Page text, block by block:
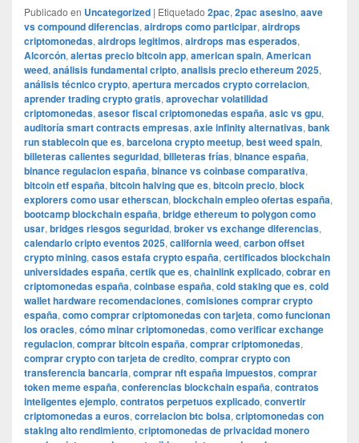
Publicado en Uncategorized | Etiquetado 2pac, 2pac asesino, aave
vs compound diferencias, airdrops como participar, airdrops
criptomonedas, airdrops legitimos, airdrops mas esperados,
Alcorcón, alertas precio bitcoin app, american spain, American
weed, análisis fundamental cripto, analisis precio ethereum 2025,
análisis técnico crypto, apertura mercados crypto correlacion,
aprender trading crypto gratis, aprovechar volatilidad
criptomonedas, asesor fiscal criptomonedas españa, asic vs gpu,
auditoría smart contracts empresas, axie infinity alternativas, bank
run stablecoin que es, barcelona crypto meetup, best weed spain,
billeteras calientes seguridad, billeteras frías, binance españa,
binance regulacion españa, binance vs coinbase comparativa,
bitcoin etf españa, bitcoin halving que es, bitcoin precio, block
explorers como usar etherscan, blockchain empleo ofertas españa,
bootcamp blockchain españa, bridge ethereum to polygon como
usar, bridges riesgos seguridad, broker vs exchange diferencias,
calendario cripto eventos 2025, california weed, carbon offset
crypto mining, casos estafa crypto españa, certificados blockchain
universidades españa, certik que es, chainlink explicado, cobrar en
criptomonedas españa, coinbase españa, cold staking que es, cold
wallet hardware recomendaciones, comisiones comprar crypto
españa, como comprar criptomonedas con tarjeta, como funcionan
los oracles, cómo minar criptomonedas, como verificar exchange
regulacion, comprar bitcoin españa, comprar criptomonedas,
comprar crypto con tarjeta de credito, comprar crypto con
transferencia bancaria, comprar nft españa impuestos, comprar
token meme españa, conferencias blockchain españa, contratos
inteligentes ejemplo, contratos perpetuos explicado, convertir
criptomonedas a euros, correlacion btc bolsa, criptomonedas con
staking alto rendimiento, criptomonedas de privacidad monero